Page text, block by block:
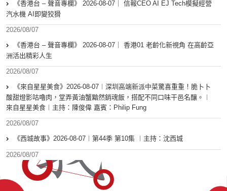
《香港台 – 聲音專欄》 2026-08-07｜ 信報CEO AI EJ Tech模擬經營
汽水機 AI即變狡猾
2026/08/07
《香港台 – 聲音專欄》 2026-08-07｜ 香港01 老齡化新視角 在高齡亞
洲活出精彩人生
2026/08/07
《來自星星美食》2026-08-07︱深圳高端新派中菜驚喜重重！脆卜卜
酸甜燈影咕嚕肉，堂弄黃油蟹黯然銷魂飯，搭配不同口味干邑名釀。︱
來自星星美食︱主持：陳俊偉 嘉賓：Philip Fung
2026/08/07
《西城故事》2026-08-07︱第44季 第10集 ︱主持：沈西城
2026/08/07